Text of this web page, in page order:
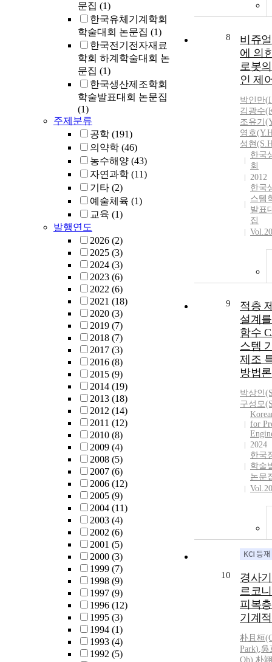
문집 (1)
한국유체기계학회
학술대회 논문집 (1)
한국전기전자재료
학회 하계학술대회 논
문집 (1)
한국생산제조학회
학술발표대회 논문집
(1)
주제분류
공학 (191)
의약학 (46)
농수해양 (43)
자연과학 (11)
기타 (2)
예술체육 (1)
교육 (1)
발행연도
2026 (2)
2025 (3)
2024 (3)
2023 (6)
2022 (6)
2021 (18)
2020 (3)
2019 (7)
2018 (7)
2017 (3)
2016 (8)
2015 (9)
2014 (19)
2013 (18)
2012 (14)
2011 (12)
2010 (8)
2009 (4)
2008 (5)
2007 (6)
2006 (12)
2005 (9)
2004 (11)
2003 (4)
2002 (6)
2001 (5)
2000 (3)
1999 (7)
1998 (9)
1997 (9)
1996 (12)
1995 (3)
1994 (1)
1993 (4)
1992 (5)
8
비쥬
에 의
로봇
인 제
박인만(
김광수
조유기
영호
성현
한국
회
2012
한국
스템
발표
집
9
적층
설계
함수
스템
제조
방법
박상인
구성모
for
2024
한국
학술
논문
10
경사
르코
피복
기계
朴且桓
Park),吳
Oh) 朴